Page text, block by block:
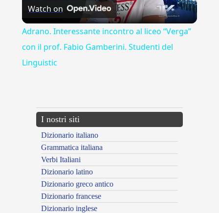
Video
Watch on
Adrano. Interessante incontro al liceo “Verga”
con il prof. Fabio Gamberini. Studenti del
Linguistic
I nostri siti
Dizionario italiano
Grammatica italiana
Verbi Italiani
Dizionario latino
Dizionario greco antico
Dizionario francese
Dizionario inglese